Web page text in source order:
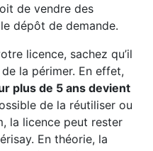
de vendre des
dépôt de demande.
licence, sachez qu’il
la périmer. En effet,
plus de 5 ans devient
de la réutiliser ou
la licence peut rester
En théorie, la